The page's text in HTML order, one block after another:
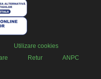
Utilizare cookies
Retur ANPC